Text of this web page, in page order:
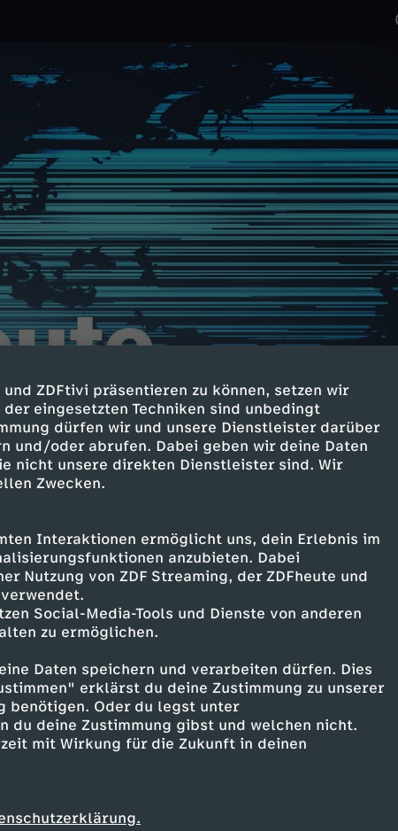
ZDFtivi präsentieren zu können, setzen wir
eingesetzten Techniken sind unbedingt
dürfen wir und unsere Dienstleister darüber
und/oder abrufen. Dabei geben wir deine Daten
nicht unsere direkten Dienstleister sind. Wir
Zwecken.
Interaktionen ermöglicht uns, dein Erlebnis im
anzubieten. Dabei
Nutzung von ZDF Streaming, der ZDFheute und
Social-Media-Tools und Dienste von anderen
zu ermöglichen.
Daten speichern und verarbeiten dürfen. Dies
erklärst du deine Zustimmung zu unserer
benötigen. Oder du legst unter
du deine Zustimmung gibst und welchen nicht.
mit Wirkung für die Zukunft in deinen
Sport
Untertitel
19:00 Uhr